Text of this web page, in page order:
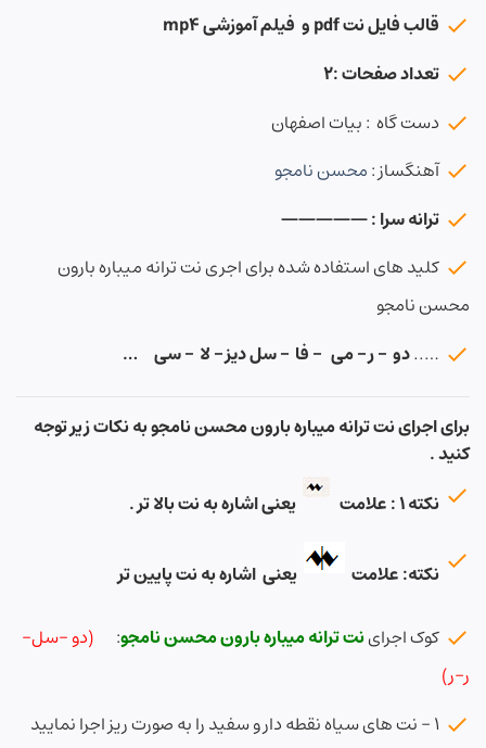
قالب فایل نت pdf و فیلم آموزشی mp4
تعداد صفحات :۲
دست گاه : بیات اصفهان
آهنگساز :محسن نامجو
ترانه سرا : —————
کلید های استفاده شده برای اجری نت ترانه میباره بارون
محسن نامجو
…..دو – ر – می – فا – سل دیز – لا – سی …
برای اجرای نت ترانه میباره بارون محسن نامجو به نکات زیر توجه
کنید .
نکته ۱ : علامت
یعنی اشاره به نت بالا تر .
نکته: علامت یعنی اشاره به نت پایین تر
کوک اجراینت ترانه میباره بارون محسن نامجو:
(دو -سل-
ر-ر)
۱ – نت های سیاه نقطه دار و سفید را به صورت ریز اجرا نمایید